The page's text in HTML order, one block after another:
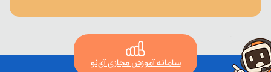
سامانه آموزش مجازی آی‌نو